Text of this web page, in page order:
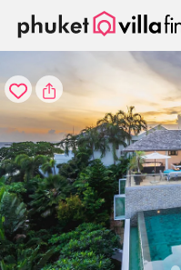
Cookies beheer paneel